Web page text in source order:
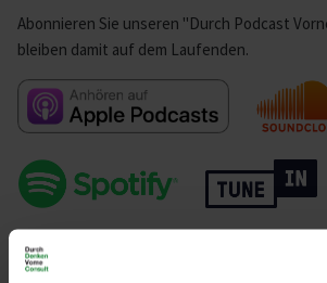
Abonnieren Sie unseren "Durch Podcast
bleiben damit auf dem Laufenden.